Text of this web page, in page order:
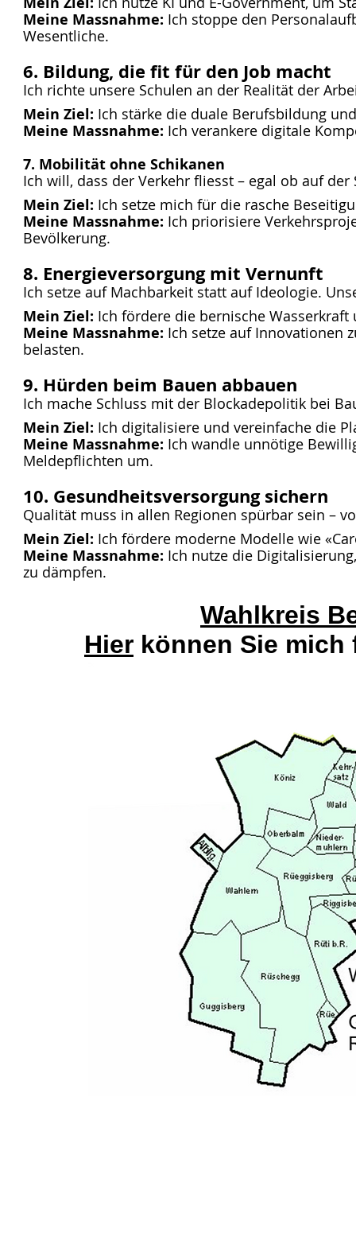
Meine Massnahme: Ich stoppe den
Wesentliche.
6. Bildung, die fit für den Job macht
Ich richte unsere Schulen an der Realität der
Mein Ziel: Ich stärke die duale Berufsbildung
Meine Massnahme: Ich verankere digitale
7. Mobilität ohne Schikanen
Ich will, dass der Verkehr fliesst – egal ob auf der
Mein Ziel: Ich setze mich für die rasche
Meine Massnahme: Ich priorisiere
Bevölkerung.
8. Energieversorgung mit Vernunft
Ich setze auf Machbarkeit statt auf Ideologie.
Mein Ziel: Ich fördere die bernische
Meine Massnahme: Ich setze auf Innovationen
belasten.
9. Hürden beim Bauen abbauen
Ich mache Schluss mit der Blockadepolitik bei
Mein Ziel: Ich digitalisiere und vereinfache die
Meine Massnahme: Ich wandle unnötige
Meldepflichten um.
10. Gesundheitsversorgung sichern
Qualität muss in allen Regionen spürbar sein –
Mein Ziel: Ich fördere moderne Modelle wie
Meine Massnahme: Ich nutze die
zu dämpfen.
Wahlkreis
Hier können Sie mich